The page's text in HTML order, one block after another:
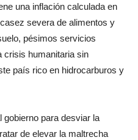
una inflación calculada en
severa de alimentos y
pésimos servicios
crisis humanitaria sin
país rico en hidrocarburos y
gobierno para desviar la
de elevar la maltrecha